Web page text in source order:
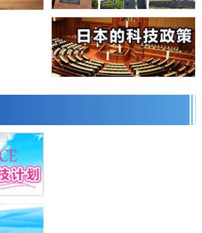
生交给AI”保持危机感——中央大学平野晋教
击手”小胶质细胞包裹保护受损神经细胞的机
海默病等疾病疗法
胎安全性与耐久性的材料设计开辟道路
“日本茜”的红色成分可抑制老化与炎症，有望
痫的新型基因疗法，利用超小型GAD67启动
机制：两种激素波动叠加所致
开发出可稳定工作至300℃的介电材料，已验